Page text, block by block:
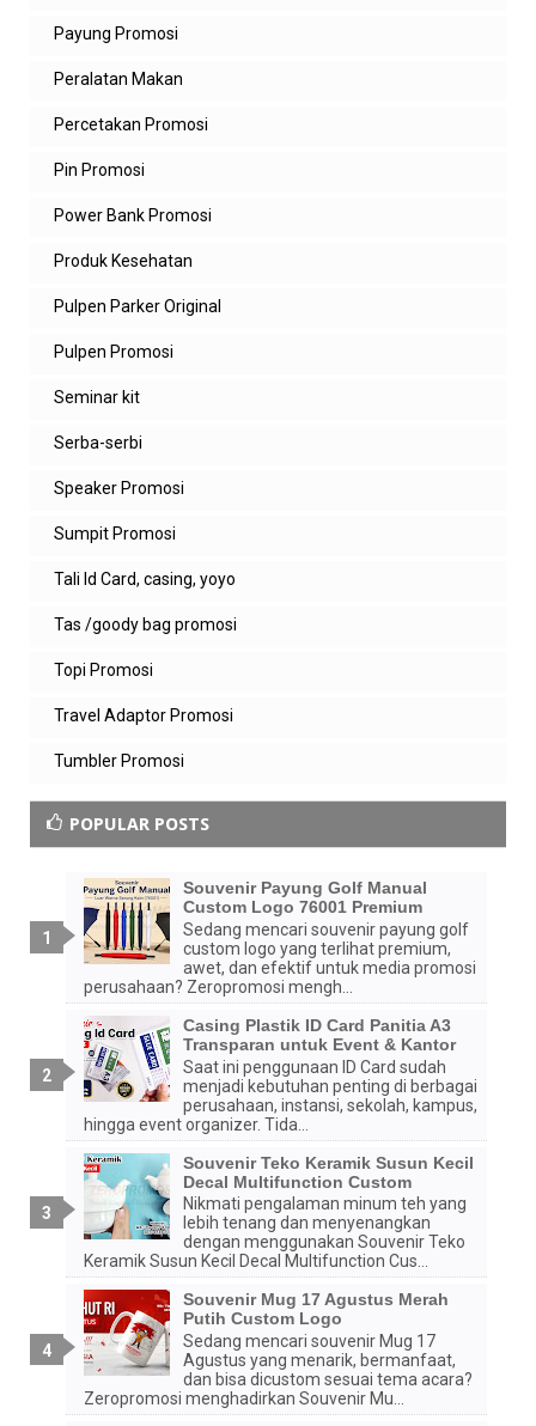
Payung Promosi
Peralatan Makan
Percetakan Promosi
Pin Promosi
Power Bank Promosi
Produk Kesehatan
Pulpen Parker Original
Pulpen Promosi
Seminar kit
Serba-serbi
Speaker Promosi
Sumpit Promosi
Tali Id Card, casing, yoyo
Tas /goody bag promosi
Topi Promosi
Travel Adaptor Promosi
Tumbler Promosi
POPULAR POSTS
Souvenir Payung Golf Manual
Custom Logo 76001 Premium
Sedang mencari souvenir payung golf
custom logo yang terlihat premium,
awet, dan efektif untuk media promosi
perusahaan? Zeropromosi mengh...
Casing Plastik ID Card Panitia A3
Transparan untuk Event & Kantor
Saat ini penggunaan ID Card sudah
menjadi kebutuhan penting di berbagai
perusahaan, instansi, sekolah, kampus,
hingga event organizer. Tida...
Souvenir Teko Keramik Susun Kecil
Decal Multifunction Custom
Nikmati pengalaman minum teh yang
lebih tenang dan menyenangkan
dengan menggunakan Souvenir Teko
Keramik Susun Kecil Decal Multifunction Cus...
Souvenir Mug 17 Agustus Merah
Putih Custom Logo
Sedang mencari souvenir Mug 17
Agustus yang menarik, bermanfaat,
dan bisa dicustom sesuai tema acara?
Zeropromosi menghadirkan Souvenir Mu...